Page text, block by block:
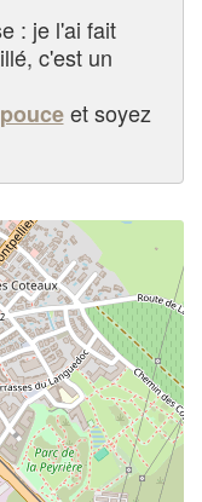
: je l'ai fait
c'est un
et soyez